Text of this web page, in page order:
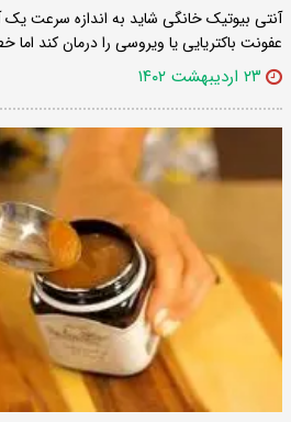
آنتی بیوتیک خانگی شاید به اندازه‌ سرعت یک
عفونت باکتریایی یا ویروسی را درمان کند اما
۲۳ اردیبهشت ۱۴۰۲